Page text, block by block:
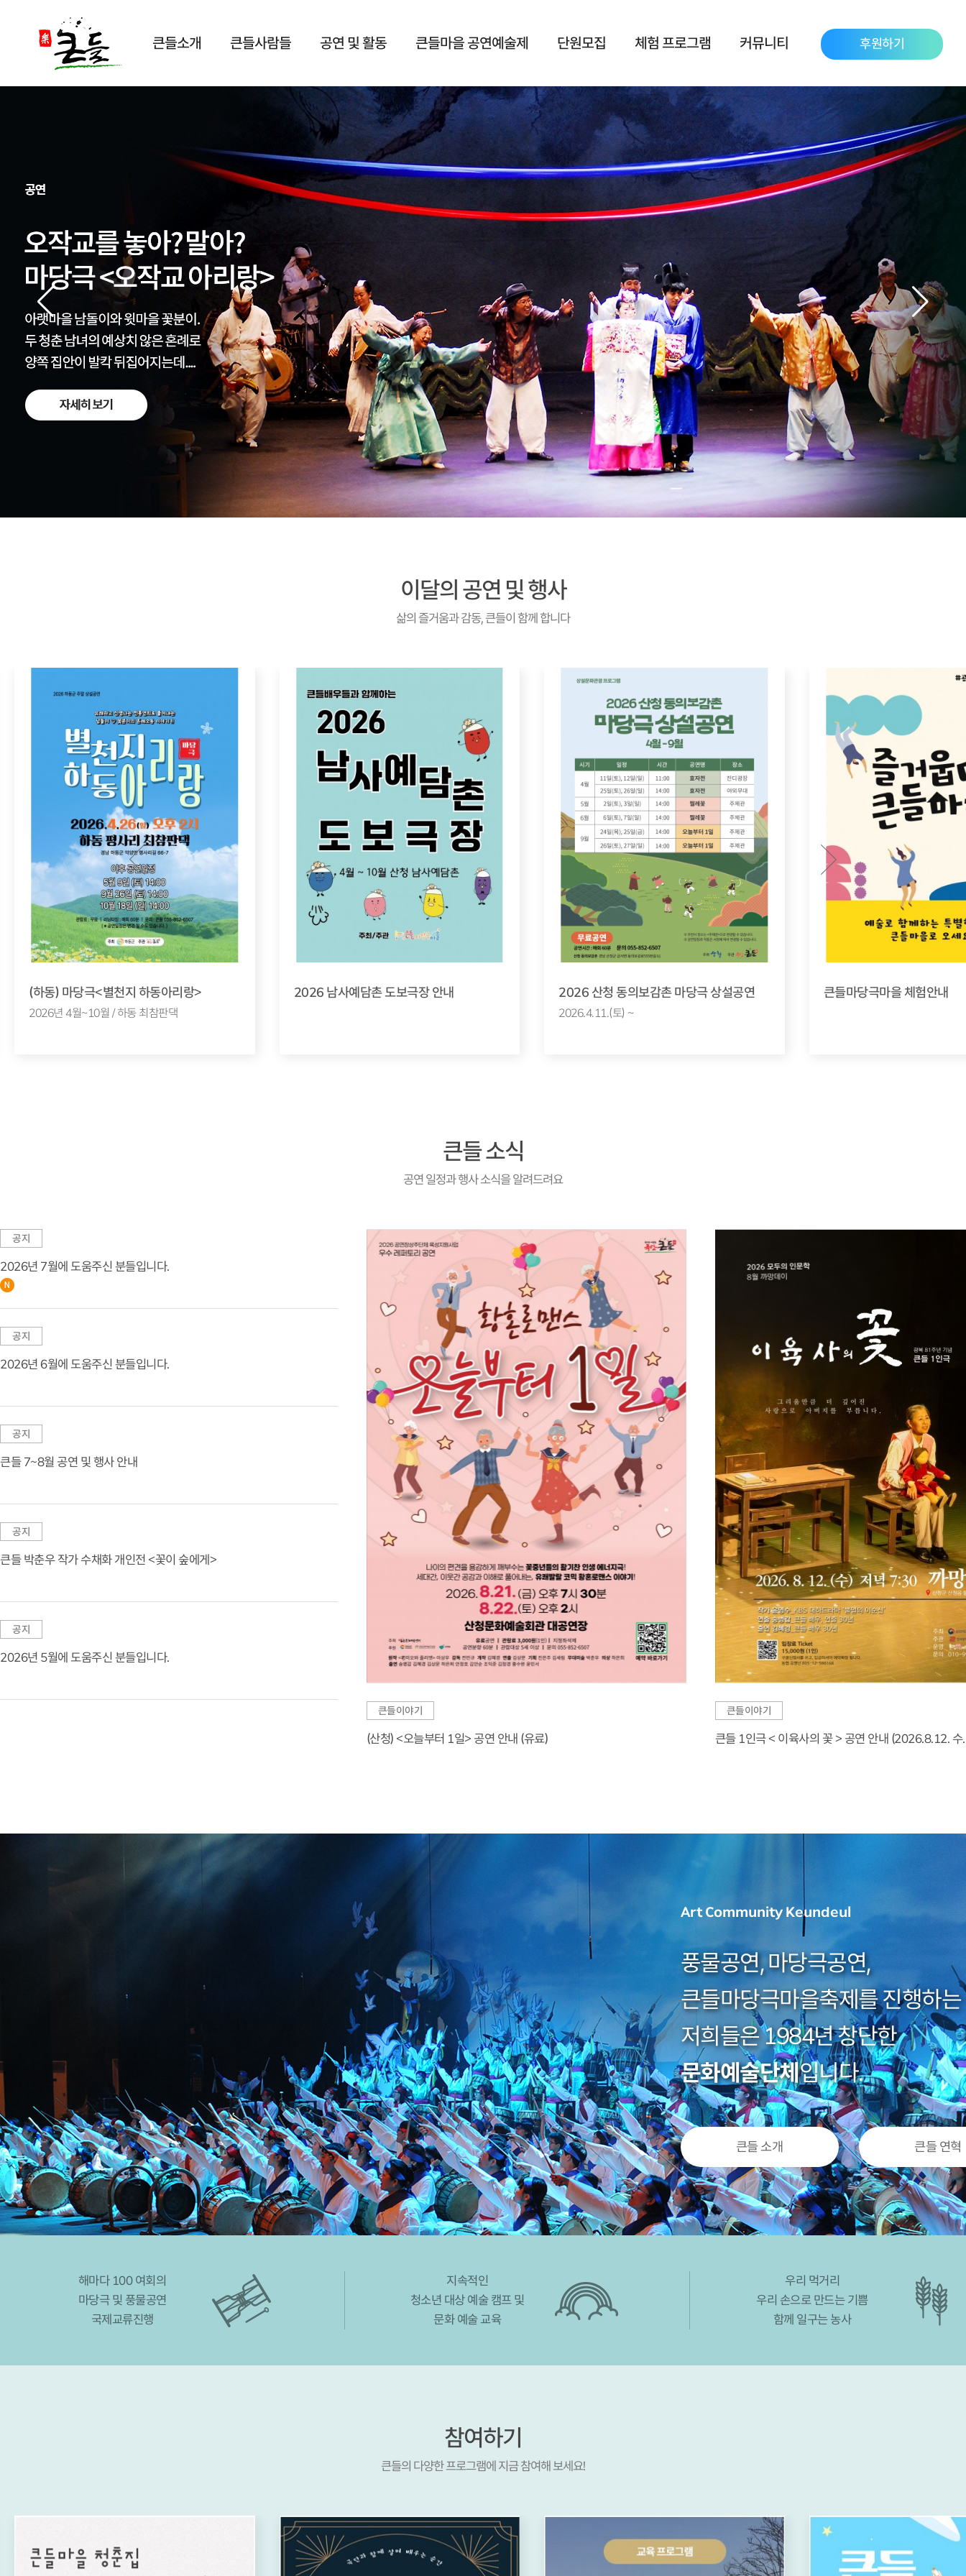
큰들소개 큰들사람들 공연 및 활동 큰들마을 공연예술제 단원모집 체험 프로그램 커뮤니티 후원하기
이달의 공연 및 행사
삶의 즐거움과 감동, 큰들이 함께 합니다
(하동) 마당극<별천지 하동아리랑>
2026년 4월~10월 / 하동 최참판댁
2026 남사예담촌 도보극장 안내 2026 산청 동의보감촌 마당극 상설공연
2026.4.11.(토) ~
큰들마당극마을 체험안내
큰들 소식
공연 일정과 행사 소식을 알려드려요
공지
2026년 7월에 도움주신 분들입니다.
공지
2026년 6월에 도움주신 분들입니다.
공지
큰들 7~8월 공연 및 행사 안내
공지
큰들 박춘우 작가 수채화 개인전 <꽃이 숲에게>
공지
2026년 5월에 도움주신 분들입니다.
큰들이야기
(산청) <오늘부터 1일> 공연 안내 (유료)
큰들이야기
큰들 1인극 < 이육사의 꽃 > 공연 안내 (2026.8.12.
Art Community Keundeul
풍물공연, 마당극공연,
큰들마당극마을축제를 진행하는
저희들은 1984년 창단한
문화예술단체입니다.
큰들 소개 큰들 연혁
해마다 100 여회의
마당극 및 풍물공연
국제교류진행
지속적인
청소년 대상 예술 캠프 및
문화 예술 교육
우리 먹거리
우리 손으로 만드는 기쁨
함께 일구는 농사
참여하기
큰들의 다양한 프로그램에 지금 참여해 보세요!